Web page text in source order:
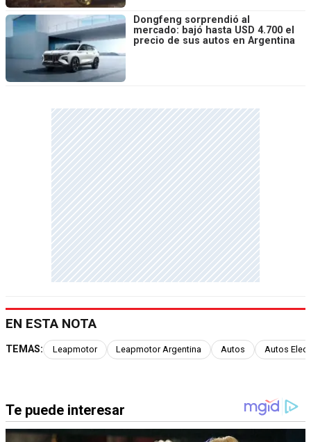
Dongfeng sorprendió al
mercado: bajó hasta USD 4.700 el
precio de sus autos en Argentina
EN ESTA NOTA
TEMAS: Leapmotor Leapmotor Argentina Autos Autos